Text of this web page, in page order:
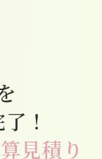
！
見積り